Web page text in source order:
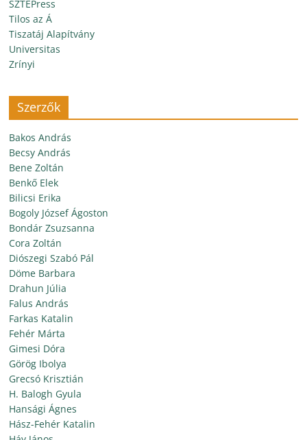
SZTEPress
Tilos az Á
Tiszatáj Alapítvány
Universitas
Zrínyi
Szerzők
Bakos András
Becsy András
Bene Zoltán
Benkő Elek
Bilicsi Erika
Bogoly József Ágoston
Bondár Zsuzsanna
Cora Zoltán
Diószegi Szabó Pál
Döme Barbara
Drahun Júlia
Falus András
Farkas Katalin
Fehér Márta
Gimesi Dóra
Görög Ibolya
Grecsó Krisztián
H. Balogh Gyula
Hansági Ágnes
Hász-Fehér Katalin